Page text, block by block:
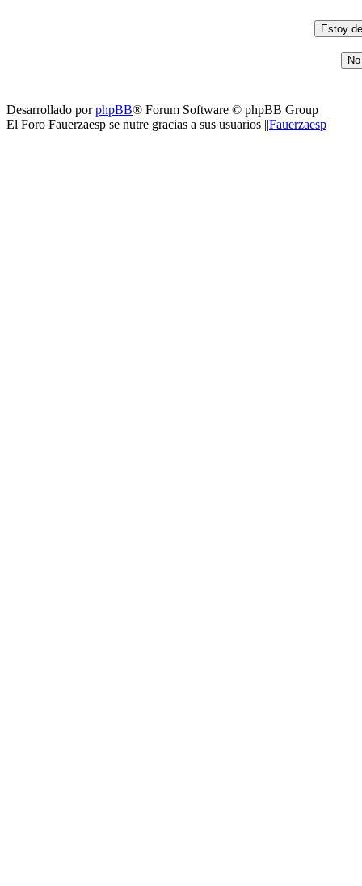
Desarrollado porphpBB® Forum Software © phpBB Group
El Foro Fauerzaesp se nutre gracias a sus usuarios ||Fauerzaesp